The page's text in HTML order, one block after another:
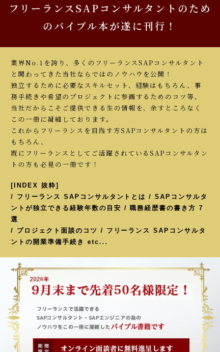
フリーランスSAPコンサルタントのため
のバイブル本が遂に刊行！
業界No.1を誇り、多くのフリーランスSAPコンサルタント
と関わってきた当社ならではのノウハウを公開！
独立するために必要なスキルセット、経験はもちろん、事
務手続きや希望のプロジェクトに参画するためのコツ等、
当社だからこそご提供できる生の情報を、余すところなく
この一冊に凝縮しております。
これからフリーランスを目指す方SAPコンサルタントの方は
もちろん、
既にフリーランスとしてご活躍されているSAPコンサルタン
トの方も必見の一冊です！
[INDEX 抜粋]
/ フリーランス SAPコンサルタントとは / SAPコンサルタ
ントが独立できる経験年数の目安 / 職務経歴書の書き方 7
選
/ プロジェクト面談のコツ / フリーランス SAPコンサルタ
ントの開業準備手続き etc...